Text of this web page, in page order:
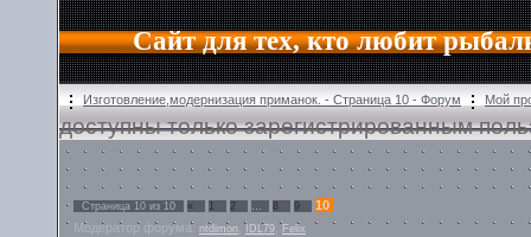
Сайт для тех, кто любит
Изготовление,модернизация приманок. - Страница 10 - Форум Мой
доступны только зарегистрированным
Страница 10 из 10 « 1 2 … 8 9
10
Модератор форума: ntdimon , IDL79 , Felix